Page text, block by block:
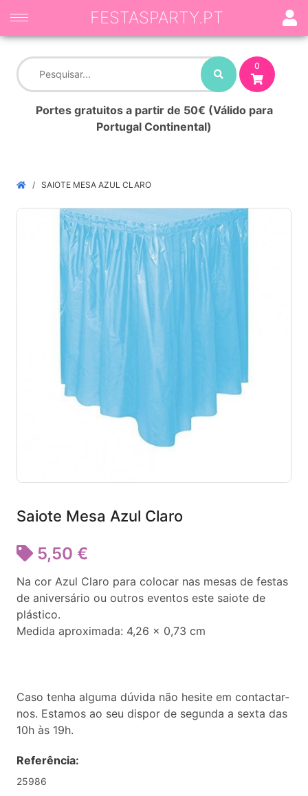
0
Portes gratuitos a partir de 50€ (Válido para
Portugal Continental)
FESTASPARTY.PT
SAIOTE MESA AZUL CLARO
Saiote Mesa Azul Claro
5,50 €
Na cor Azul Claro para colocar nas mesas de festas
de aniversário ou outros eventos este saiote de
plástico.
Medida aproximada: 4,26 x 0,73 cm
Caso tenha alguma dúvida não hesite em contactar-
nos. Estamos ao seu dispor de segunda a sexta das
10h às 19h.
Referência:
25986